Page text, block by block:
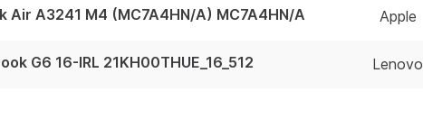
Air A3241 M4 (MC7A4HN/A) MC7A4HN/A Apple
G6 16-IRL 21KH00THUE_16_512 Lenovo